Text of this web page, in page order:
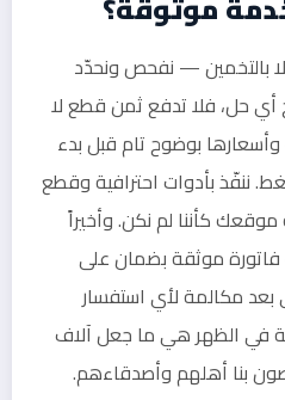
لا بالتخمين — نفحص ونحدّد
أي حل، فلا تدفع ثمن قطع لا
وأسعارها بوضوح تام قبل بدء
ننفّذ بأدوات احترافية وقطع
كأننا لم نكن. وأخيراً
فاتورة موثقة بضمان على
مكالمة لأي استفسار
في الظهر هي ما جعل آلاف
بنا أهلهم وأصدقاءهم.